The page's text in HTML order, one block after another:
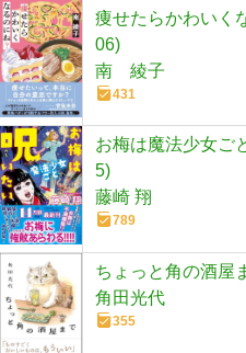
痩せたらかわいく
06)
南 綾子
431
お梅は魔法少女ご
5)
藤崎 翔
789
ちょっと角の酒屋
角田光代
355